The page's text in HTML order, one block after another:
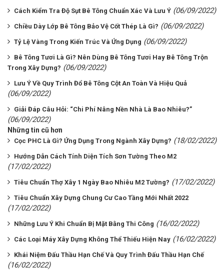
Cách Kiểm Tra Độ Sụt Bê Tông Chuẩn Xác Và Lưu Ý (06/09/2022)
Chiều Dày Lớp Bê Tông Bảo Vệ Cốt Thép Là Gì? (06/09/2022)
Tỷ Lệ Vàng Trong Kiến Trúc Và Ứng Dụng (06/09/2022)
Bê Tông Tươi Là Gì? Nên Dùng Bê Tông Tươi Hay Bê Tông Trộn
Trong Xây Dựng? (06/09/2022)
Lưu Ý Về Quy Trình Đổ Bê Tông Cột An Toàn Và Hiệu Quả
(06/09/2022)
Giải Đáp Câu Hỏi: “Chi Phí Nâng Nền Nhà Là Bao Nhiêu?”
(06/09/2022)
Những tin cũ hơn
Cọc PHC Là Gì? Ứng Dụng Trong Ngành Xây Dựng? (18/02/2022)
Hướng Dẫn Cách Tính Diện Tích Sơn Tường Theo M2
(17/02/2022)
Tiêu Chuẩn Thợ Xây 1 Ngày Bao Nhiêu M2 Tường? (17/02/2022)
Tiêu Chuẩn Xây Dựng Chung Cư Cao Tầng Mới Nhất 2022
(17/02/2022)
Những Lưu Ý Khi Chuẩn Bị Mặt Bằng Thi Công (16/02/2022)
Các Loại Máy Xây Dựng Không Thể Thiếu Hiện Nay (16/02/2022)
Khái Niệm Đấu Thầu Hạn Chế Và Quy Trình Đấu Thầu Hạn Chế
(16/02/2022)